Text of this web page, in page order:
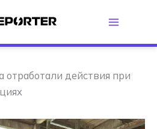
действия при